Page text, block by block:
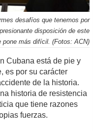
desafíos que tenemos por
disposición de este
pone más difícil. (Fotos: ACN)
Cubana está de pie y
es por su carácter
de la historia.
historia de resistencia
que tiene razones
fuerzas.